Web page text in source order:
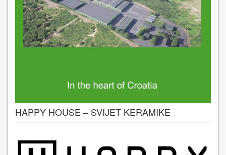
HAPPY HOUSE – SVIJET KERAMIKE